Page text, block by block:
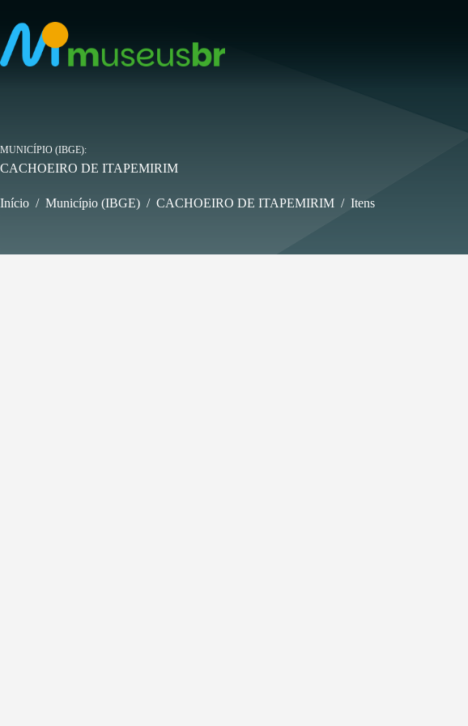
para
conteúdo
MUNICÍPIO (IBGE)
CACHOEIRO DE ITAPEMIRIM
Início / Município (IBGE) / CACHOEIRO DE ITAPEMIRIM / Itens